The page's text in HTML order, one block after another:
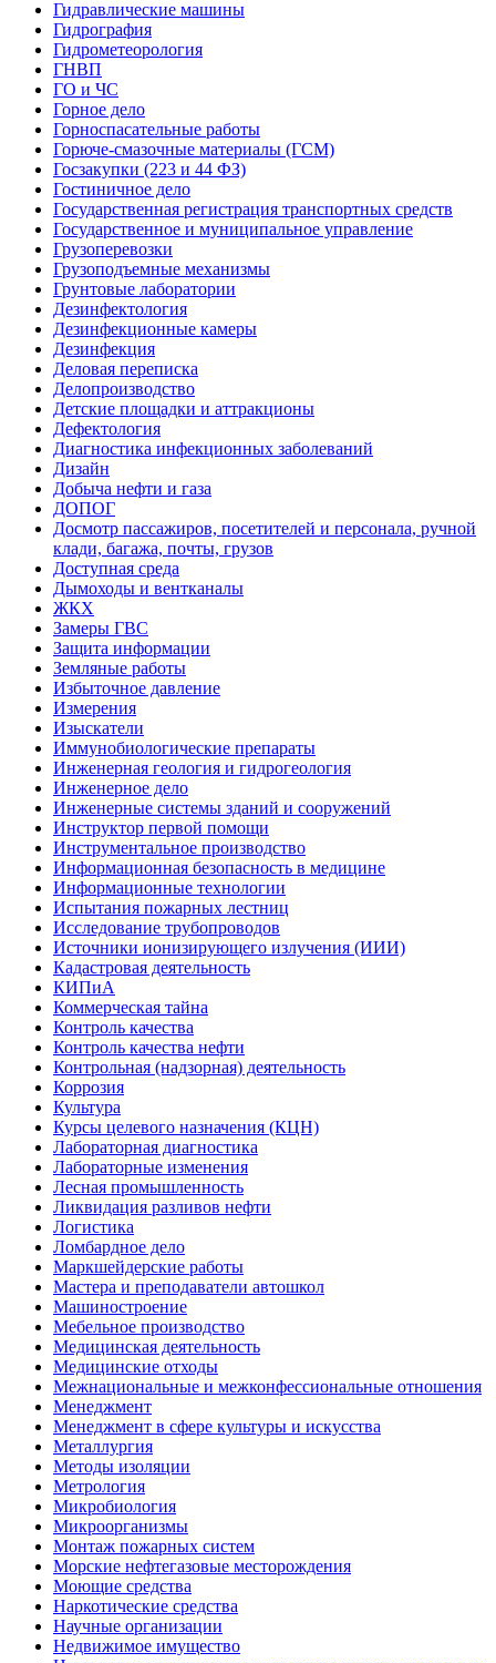
Гидравлические машины
Гидрография
Гидрометеорология
ГНВП
ГО и ЧС
Горное дело
Горноспасательные работы
Горюче-смазочные материалы (ГСМ)
Госзакупки (223 и 44 ФЗ)
Гостиничное дело
Государственная регистрация транспортных средств
Государственное и муниципальное управление
Грузоперевозки
Грузоподъемные механизмы
Грунтовые лаборатории
Дезинфектология
Дезинфекционные камеры
Дезинфекция
Деловая переписка
Делопроизводство
Детские площадки и аттракционы
Дефектология
Диагностика инфекционных заболеваний
Дизайн
Добыча нефти и газа
ДОПОГ
Досмотр пассажиров, посетителей и персонала, ручной
клади, багажа, почты, грузов
Доступная среда
Дымоходы и вентканалы
ЖКХ
Замеры ГВС
Защита информации
Земляные работы
Избыточное давление
Измерения
Изыскатели
Иммунобиологические препараты
Инженерная геология и гидрогеология
Инженерное дело
Инженерные системы зданий и сооружений
Инструктор первой помощи
Инструментальное производство
Информационная безопасность в медицине
Информационные технологии
Испытания пожарных лестниц
Исследование трубопроводов
Источники ионизирующего излучения (ИИИ)
Кадастровая деятельность
КИПиА
Коммерческая тайна
Контроль качества
Контроль качества нефти
Контрольная (надзорная) деятельность
Коррозия
Культура
Курсы целевого назначения (КЦН)
Лабораторная диагностика
Лабораторные изменения
Лесная промышленность
Ликвидация разливов нефти
Логистика
Ломбардное дело
Маркшейдерские работы
Мастера и преподаватели автошкол
Машиностроение
Мебельное производство
Медицинская деятельность
Медицинские отходы
Межнациональные и межконфессиональные отношения
Менеджмент
Менеджмент в сфере культуры и искусства
Металлургия
Методы изоляции
Метрология
Микробиология
Микроорганизмы
Монтаж пожарных систем
Морские нефтегазовые месторождения
Моющие средства
Наркотические средства
Научные организации
Недвижимое имущество